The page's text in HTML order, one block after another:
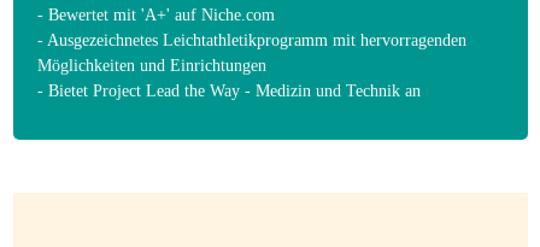
- Bewertet mit 'A+' auf Niche.com
- Ausgezeichnetes Leichtathletikprogramm mit hervorragenden
Möglichkeiten und Einrichtungen
- Bietet Project Lead the Way - Medizin und Technik an